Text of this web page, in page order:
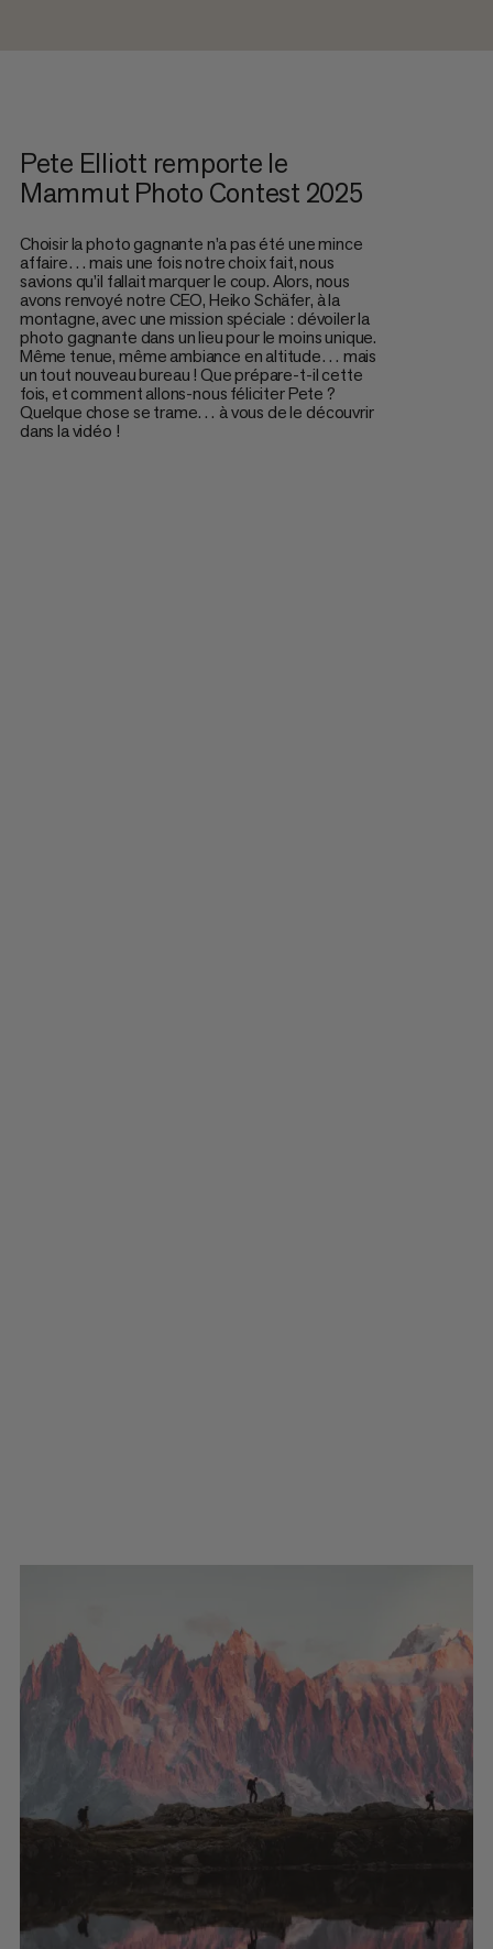
Pete Elliott remporte le
Mammut Photo Contest 2025
Choisir la photo gagnante n’a pas été une mince
affaire… mais une fois notre choix fait, nous
savions qu’il fallait marquer le coup. Alors, nous
avons renvoyé notre CEO, Heiko Schäfer, à la
montagne, avec une mission spéciale : dévoiler la
photo gagnante dans un lieu pour le moins unique.
Même tenue, même ambiance en altitude… mais
un tout nouveau bureau ! Que prépare-t-il cette
fois, et comment allons-nous féliciter Pete ?
Quelque chose se trame… à vous de le découvrir
dans la vidéo !